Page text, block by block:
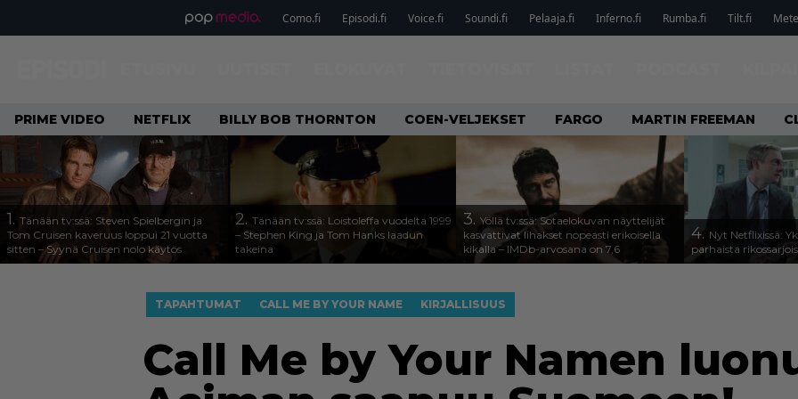
Como.fi Episodi.fi Voice.fi Soundi.fi Pelaaja.fi Inferno.fi Rumba.fi Tilt.fi
PRIME VIDEO NETFLIX BILLY BOB THORNTON COEN-VELJEKSET FARGO MARTIN FREEMAN
1. Tänään tv:ssä: Steven Spielbergin ja
Tom Cruisen kaveruus loppui 21 vuotta
sitten – Syynä Cruisen nolo käytös
2. Tänään tv:ssä: Loistoleffa vuodelta 1999
– Stephen King ja Tom Hanks laadun
takeina
3. Yöllä tv:ssä: Sotaelokuvan näyttelijät
kasvattivat lihakset nopeasti erikoisella
kikalla – IMDb-arvosana on 7,6
4. Nyt Netflixissä:
parhaista
TAPAHTUMAT CALL ME BY YOUR NAME KIRJALLISUUS
Call Me by Your Namen